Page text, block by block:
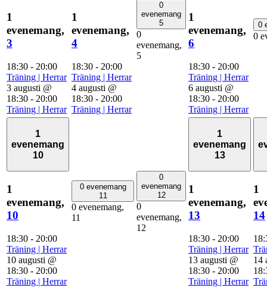
1
evenemang,
3
18:30 - 20:00
Träning | Herrar
3 augusti @
18:30 - 20:00
Träning | Herrar
1
evenemang,
4
18:30 - 20:00
Träning | Herrar
4 augusti @
18:30 - 20:00
Träning | Herrar
0
evenemang
5
0
evenemang,
5
1
evenemang,
6
18:30 - 20:00
Träning | Herrar
6 augusti @
18:30 - 20:00
Träning | Herrar
0
0
1
evenemang
10
1
evenemang,
10
18:30 - 20:00
Träning | Herrar
10 augusti @
18:30 - 20:00
Träning | Herrar
0 evenemang
11
0 evenemang,
11
0
evenemang
12
0
evenemang,
12
1
evenemang
13
1
evenemang,
13
18:30 - 20:00
Träning | Herrar
13 augusti @
18:30 - 20:00
Träning | Herrar
1
14
14